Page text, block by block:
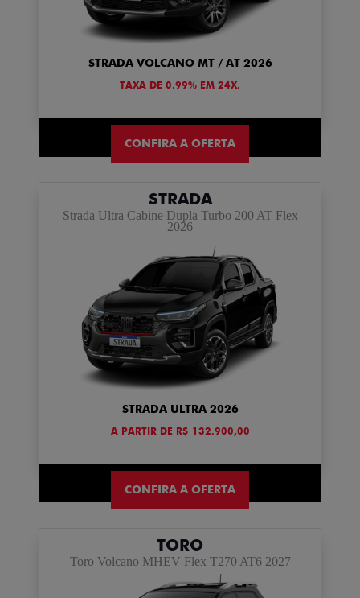
STRADA VOLCANO MT / AT 2026
TAXA DE 0.99% EM 24X.
CONFIRA A OFERTA
STRADA
Strada Ultra Cabine Dupla Turbo 200 AT Flex
2026
STRADA ULTRA 2026
A PARTIR DE R$ 132.900,00
CONFIRA A OFERTA
TORO
Toro Volcano MHEV Flex T270 AT6 2027